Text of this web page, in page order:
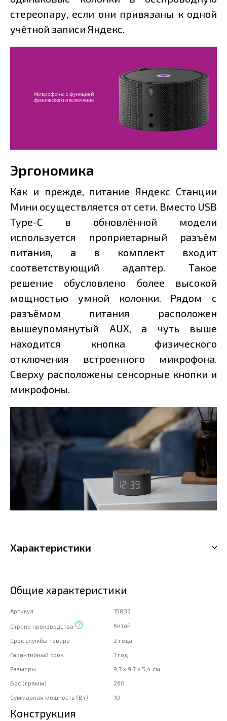
стереопару, если они привязаны к одной
учётной записи Яндекс.
Эргономика
Как и прежде, питание Яндекс Станции
Мини осуществляется от сети. Вместо USB
Type-C в обновлённой модели
используется проприетарный разъём
питания, а в комплект входит
соответствующий адаптер. Такое
решение обусловлено более высокой
мощностью умной колонки. Рядом с
разъёмом питания расположен
вышеупомянутый AUX, а чуть выше
находится кнопка физического
отключения встроенного микрофона.
Сверху расположены сенсорные кнопки и
микрофоны.
Характеристики
Общие характеристики
Артикул 15833
Страна производства Китай
Срок службы товара
2 года
Гарантийный срок
1 год
Размеры
9,7 x 9,7 x 5,4 см
Вес (грамм)
260
Суммарная мощность (Вт)
10
Конструкция